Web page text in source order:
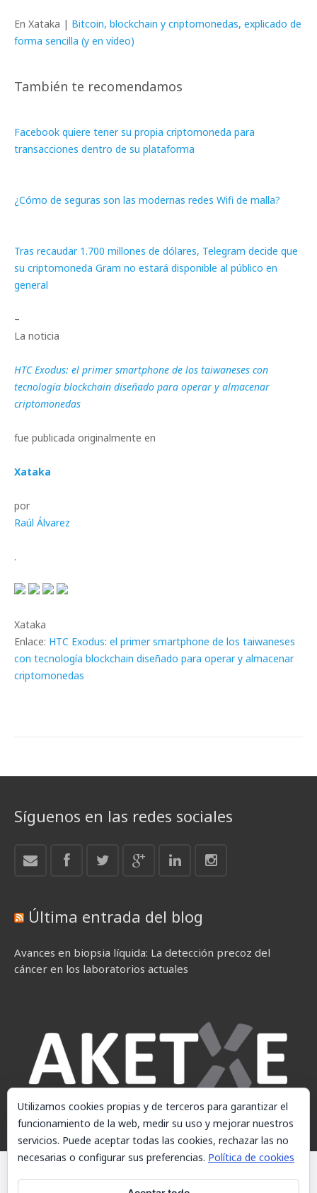
En Xataka | Bitcoin, blockchain y criptomonedas, explicado de
forma sencilla (y en vídeo)
También te recomendamos
Facebook quiere tener su propia criptomoneda para
transacciones dentro de su plataforma
¿Cómo de seguras son las modernas redes Wifi de malla?
Tras recaudar 1.700 millones de dólares, Telegram decide que
su criptomoneda Gram no estará disponible al público en
general
–
La noticia
HTC Exodus: el primer smartphone de los taiwaneses con
tecnología blockchain diseñado para operar y almacenar
criptomonedas
fue publicada originalmente en
Xataka
por
Raúl Álvarez
.
Xataka
Enlace: HTC Exodus: el primer smartphone de los taiwaneses
con tecnología blockchain diseñado para operar y almacenar
criptomonedas
Síguenos en las redes sociales
Última entrada del blog
Avances en biopsia líquida: La detección precoz del
cáncer en los laboratorios actuales
© AKETXE Consulting, S.L. - Este sitio web utiliza cookies, consulte
nuestra Política de cookies.
Utilizamos cookies propias y de terceros para garantizar el
funcionamiento de la web, medir su uso y mejorar nuestros
servicios. Puede aceptar todas las cookies, rechazar las no
necesarias o configurar sus preferencias. Política de cookies